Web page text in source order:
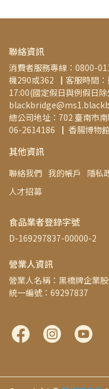
聯絡資訊
消費者服務專線：0800-
機290或362▕  客服時間
17:00(國定假日與例假日
總公司地址：702 臺南市
06-2614186▕   香腸博物
其他資訊
聯絡我們 我的帳戶 隱私
人才招募
食品業者登錄字號
D-169297837-00000-2
營業人資訊
營業人名稱：黑橋牌企業
統一編號：69297837